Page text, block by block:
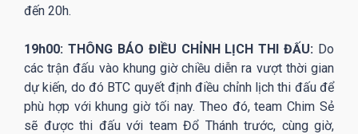
đến 20h.
19h00: THÔNG BÁO ĐIỀU CHỈNH LỊCH THI ĐẤU: Do
các trận đấu vào khung giờ chiều diễn ra vượt thời gian
dự kiến, do đó BTC quyết định điều chỉnh lịch thi đấu để
phù hợp với khung giờ tối nay. Theo đó, team Chim Sẻ
sẽ được thi đấu với team Đổ Thánh trước, cùng giờ,